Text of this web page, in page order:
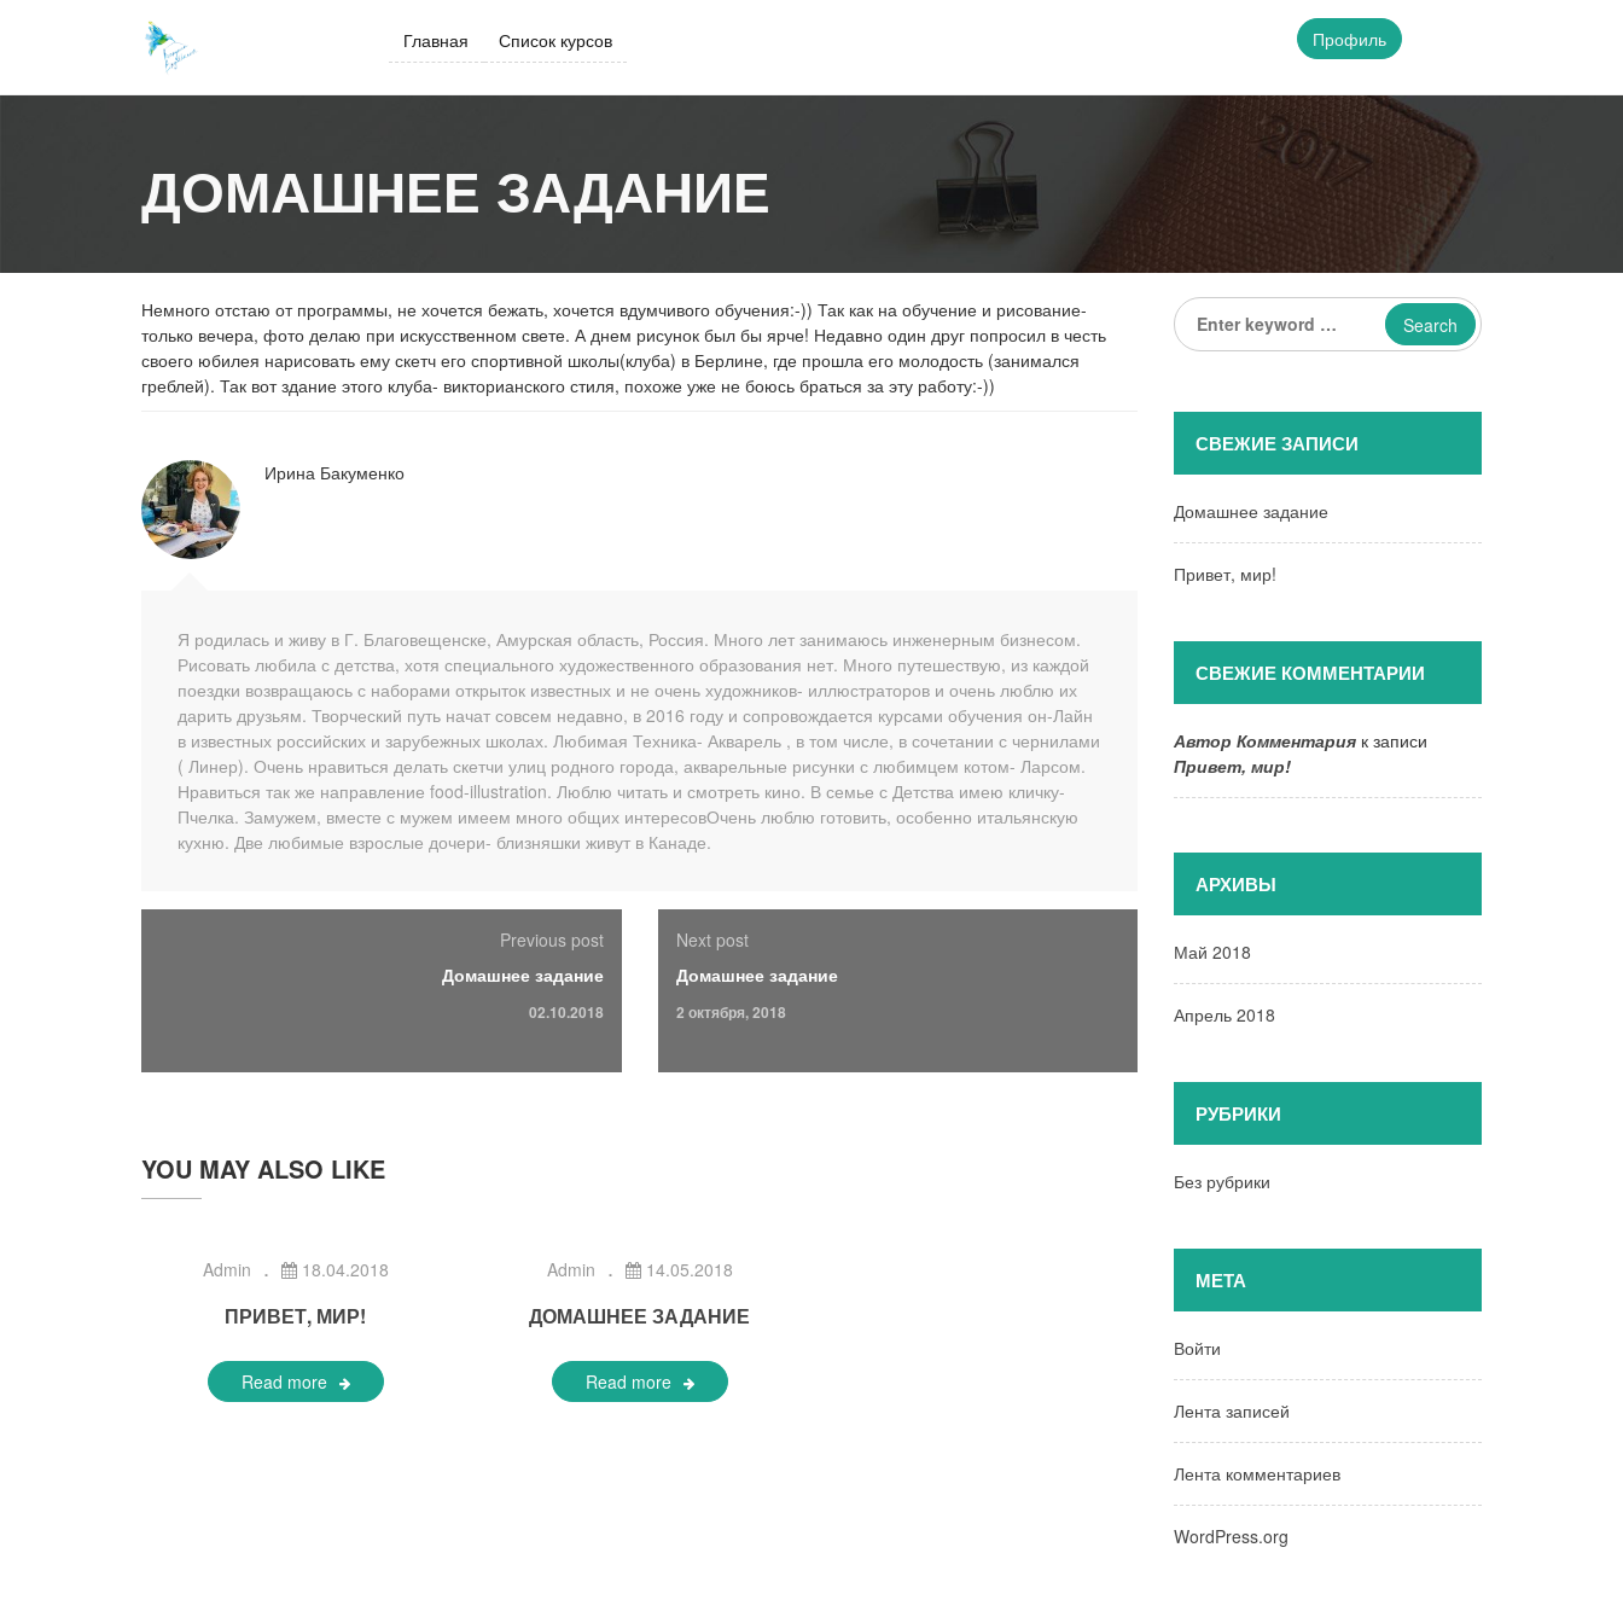
Главная Список курсов Профиль
ДОМАШНЕЕ ЗАДАНИЕ
Немного отстаю от программы, не хочется бежать, хочется вдумчивого обучения:-)) Так как на обучение и рисование-
только вечера, фото делаю при искусственном свете. А днем рисунок был бы ярче! Недавно один друг попросил в честь
своего юбилея нарисовать ему скетч его спортивной школы(клуба) в Берлине, где прошла его молодость (занимался
греблей). Так вот здание этого клуба- викторианского стиля, похоже уже не боюсь браться за эту работу:-))
Ирина Бакуменко
Я родилась и живу в Г. Благовещенске, Амурская область, Россия. Много лет занимаюсь инженерным бизнесом.
Рисовать любила с детства, хотя специального художественного образования нет. Много путешествую, из каждой
поездки возвращаюсь с наборами открыток известных и не очень художников- иллюстраторов и очень люблю их
дарить друзьям. Творческий путь начат совсем недавно, в 2016 году и сопровождается курсами обучения он-Лайн
в известных российских и зарубежных школах. Любимая Техника- Акварель , в том числе, в сочетании с чернилами
( Линер). Очень нравиться делать скетчи улиц родного города, акварельные рисунки с любимцем котом- Ларсом.
Нравиться так же направление food-illustration. Люблю читать и смотреть кино. В семье с Детства имею кличку-
Пчелка. Замужем, вместе с мужем имеем много общих интересовОчень люблю готовить, особенно итальянскую
кухню. Две любимые взрослые дочери- близняшки живут в Канаде.
Previous post
Домашнее задание
02.10.2018
Next post
Домашнее задание
2 октября, 2018
YOU MAY ALSO LIKE
Admin 18.04.2018
ПРИВЕТ, МИР!
Read more
Admin 14.05.2018
ДОМАШНЕЕ ЗАДАНИЕ
Read more
Enter
keyword
СВЕЖИЕ ЗАПИСИ
Домашнее задание
Привет, мир!
СВЕЖИЕ КОММЕНТАРИИ
Автор Комментария к записи
Привет, мир!
АРХИВЫ
Май 2018
Апрель 2018
РУБРИКИ
Без рубрики
МЕТА
Войти
Лента записей
Лента комментариев
WordPress.org